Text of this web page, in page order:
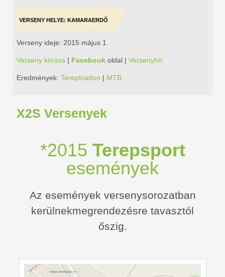
VERSENY HELYE: KAMARAERDŐ
Verseny ideje: 2015 május 1
Verseny kiírása | Facebook oldal | Versenyhír
Eredmények: Tereptriatlon | MTB
X2S Versenyek
*2015 Terepsport
események
Az események versenysorozatban
kerülnekmegrendezésre tavasztól
őszig.